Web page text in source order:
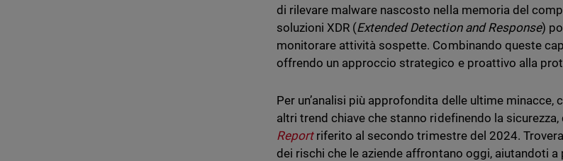
di rilevare malware nascosto nella memoria del
soluzioni XDR (Extended Detection and Response)
monitorare attività sospette. Combinando queste
offrendo un approccio strategico e proattivo alla
Per un’analisi più approfondita delle ultime
altri trend chiave che stanno ridefinendo la
Report riferito al secondo trimestre del 2024.
dei rischi che le aziende affrontano oggi, aiutandoti